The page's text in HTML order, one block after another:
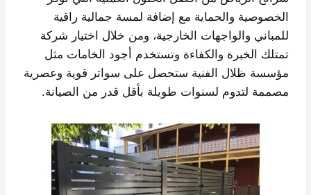
الخصوصية والحماية مع إضافة لمسة جمالية راقية
للمباني والواجهات الخارجية، ومن خلال اختيار شركة
تمتلك الخبرة والكفاءة وتستخدم أجود الخامات مثل
مؤسسة ظلال الفنية ستحصل على سواتر قوية وعصرية
مصممة لتدوم لسنوات طويلة بأقل قدر من الصيانة.